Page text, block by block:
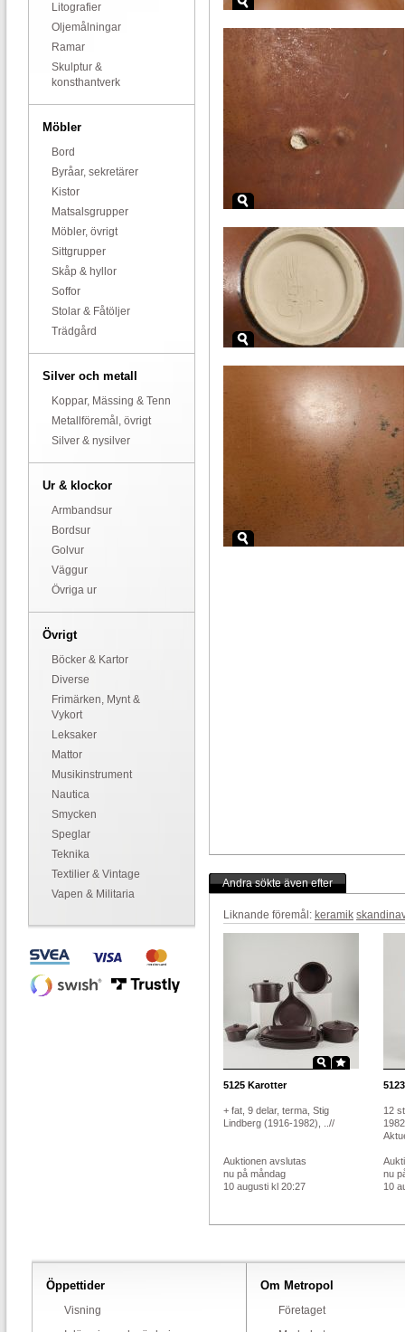
Litografier
Oljemålningar
Ramar
Skulptur &
konsthantverk
Möbler
Bord
Byråar, sekretärer
Kistor
Matsalsgrupper
Möbler, övrigt
Sittgrupper
Skåp & hyllor
Soffor
Stolar & Fåtöljer
Trädgård
Silver och metall
Koppar, Mässing & Tenn
Metallföremål, övrigt
Silver & nysilver
Ur & klockor
Armbandsur
Bordsur
Golvur
Väggur
Övriga ur
Övrigt
Böcker & Kartor
Diverse
Frimärken, Mynt &
Vykort
Leksaker
Mattor
Musikinstrument
Nautica
Smycken
Speglar
Teknika
Textilier & Vintage
Vapen & Militaria
Andra sökte även efter
Liknande föremål: keramik
5125 Karotter
+ fat, 9 delar, terma, Stig
Lindberg (1916-1982), ..//
Auktionen avslutas
nu på måndag
10 augusti kl 20:27
5123
12
nu
10
Öppettider
Visning
Om Metropol
Företaget